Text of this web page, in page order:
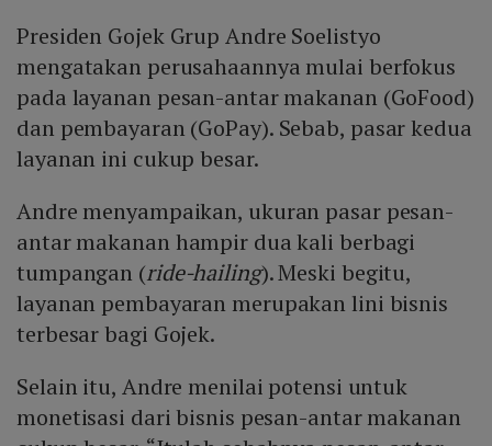
Presiden Gojek Grup Andre Soelistyo
mengatakan perusahaannya mulai berfokus
pada layanan pesan-antar makanan (GoFood)
dan pembayaran (GoPay). Sebab, pasar kedua
layanan ini cukup besar.
Andre menyampaikan, ukuran pasar pesan-
antar makanan hampir dua kali berbagi
tumpangan (ride-hailing). Meski begitu,
layanan pembayaran merupakan lini bisnis
terbesar bagi Gojek.
Selain itu, Andre menilai potensi untuk
monetisasi dari bisnis pesan-antar makanan